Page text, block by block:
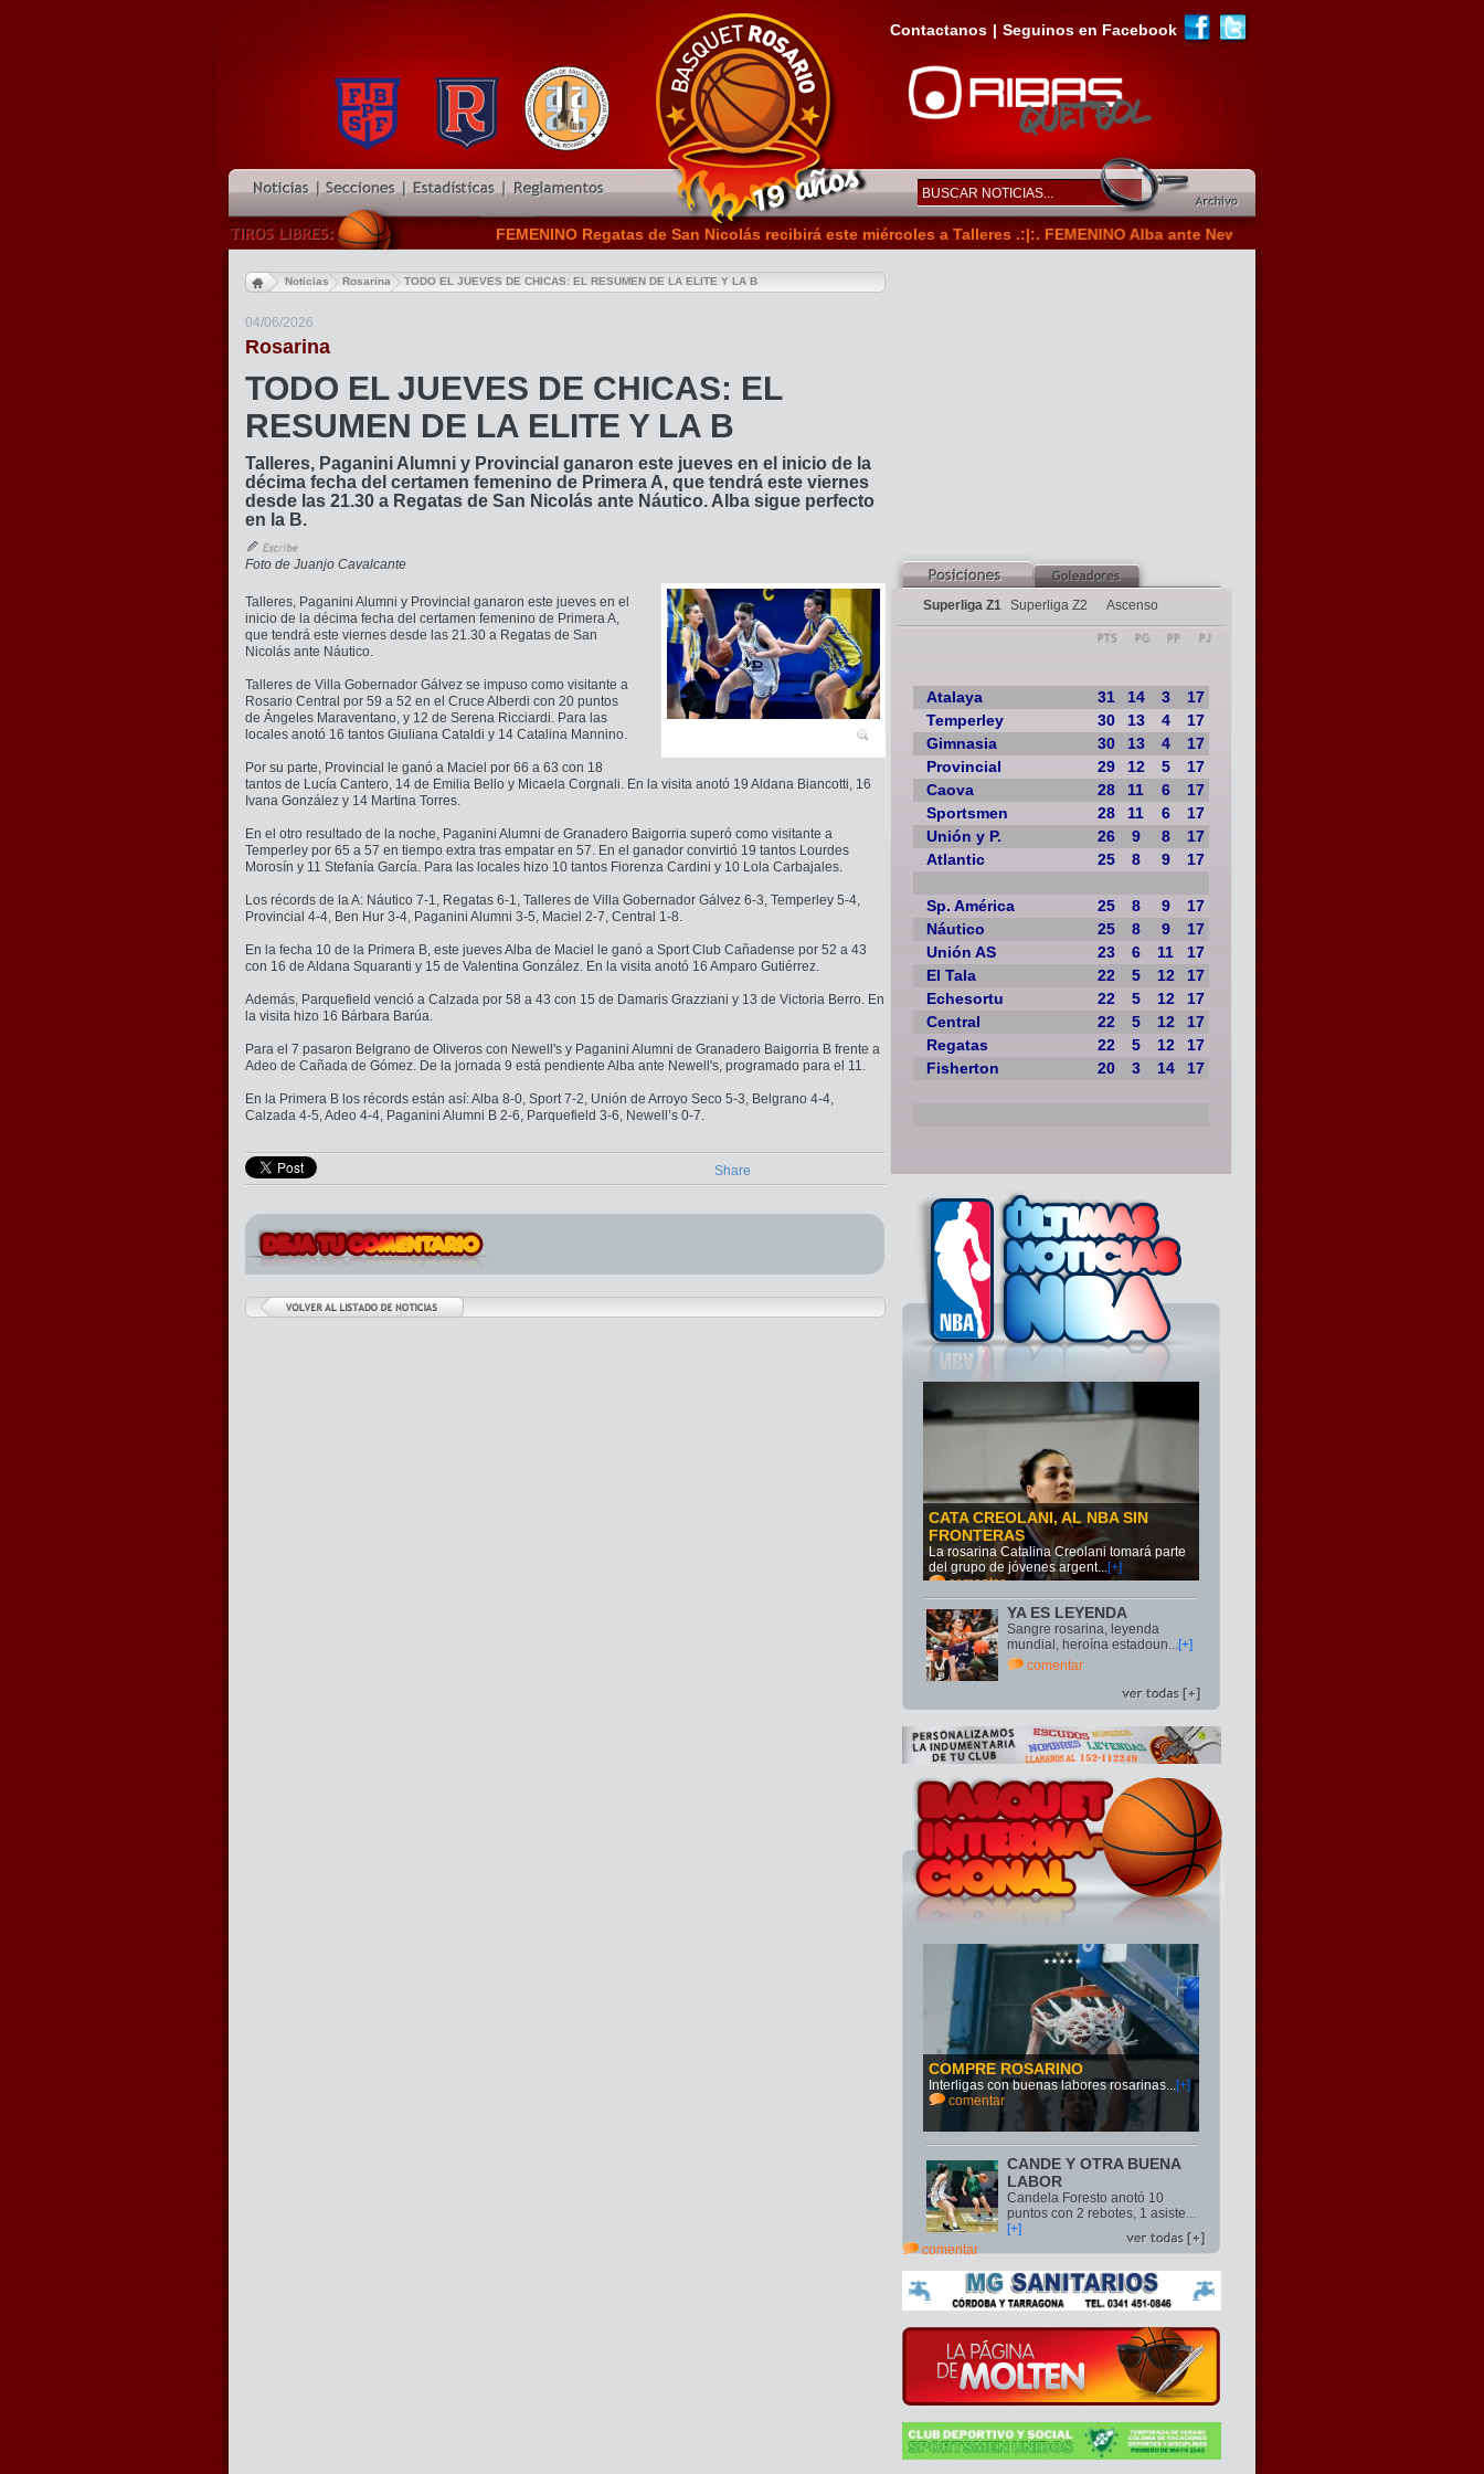
Contactanos | Seguinos en Facebook
FEMENINO Regatas de San Nicolás recibirá este miércoles a Talleres .:|:. FEMENINO Alba ante Newell's por la B este domingo
Superliga Z1 Superliga Z2 Ascenso
Atalaya 31 14 3
17
Temperley
30 13 4
17
Gimnasia
30 13 4
17
Provincial
29 12 5
17
Caova
28 11 6
17
Sportsmen
28 11 6
17
Unión y P.
26 9 8
17
Atlantic
25 8 9 17
Sp. América 25 8 9
17
Náutico
25 8 9
17
Unión AS
23 6 11
17
El Tala
22 5 12
17
Echesortu
22 5 12
17
Central
22 5 12
17
Regatas
22 5 12
17
Fisherton
20 3 14 17
CATA CREOLANI, AL NBA SIN
FRONTERAS
La rosarina Catalina Creolani tomará parte
del grupo de jóvenes argent...[+]
comentar
YA ES LEYENDA
Sangre rosarina, leyenda
mundial, heroína estadoun...[+]
comentar
COMPRE ROSARINO
Interligas con buenas labores rosarinas...[+]
comentar
CANDE Y OTRA BUENA
LABOR
Candela Foresto anotó 10
puntos con 2 rebotes, 1 asiste...
[+]
comentar
Noticias Rosarina TODO EL JUEVES DE CHICAS: EL RESUMEN DE LA ELITE Y LA B
04/06/2026
Rosarina
TODO EL JUEVES DE CHICAS: EL
RESUMEN DE LA ELITE Y LA B
Talleres, Paganini Alumni y Provincial ganaron este jueves en el inicio de la
décima fecha del certamen femenino de Primera A, que tendrá este viernes
desde las 21.30 a Regatas de San Nicolás ante Náutico. Alba sigue perfecto
en la B.
Foto de Juanjo Cavalcante
Talleres, Paganini Alumni y Provincial ganaron este jueves en el
inicio de la décima fecha del certamen femenino de Primera A,
que tendrá este viernes desde las 21.30 a Regatas de San
Nicolás ante Náutico.
Talleres de Villa Gobernador Gálvez se impuso como visitante a
Rosario Central por 59 a 52 en el Cruce Alberdi con 20 puntos
de Ángeles Maraventano, y 12 de Serena Ricciardi. Para las
locales anotó 16 tantos Giuliana Cataldi y 14 Catalina Mannino.
Por su parte, Provincial le ganó a Maciel por 66 a 63 con 18
tantos de Lucía Cantero, 14 de Emilia Bello y Micaela Corgnali. En la visita anotó 19 Aldana Biancotti, 16
Ivana González y 14 Martina Torres.
En el otro resultado de la noche, Paganini Alumni de Granadero Baigorria superó como visitante a
Temperley por 65 a 57 en tiempo extra tras empatar en 57. En el ganador convirtió 19 tantos Lourdes
Morosín y 11 Stefanía García. Para las locales hizo 10 tantos Fiorenza Cardini y 10 Lola Carbajales.
Los récords de la A: Náutico 7-1, Regatas 6-1, Talleres de Villa Gobernador Gálvez 6-3, Temperley 5-4,
Provincial 4-4, Ben Hur 3-4, Paganini Alumni 3-5, Maciel 2-7, Central 1-8.
En la fecha 10 de la Primera B, este jueves Alba de Maciel le ganó a Sport Club Cañadense por 52 a 43
con 16 de Aldana Squaranti y 15 de Valentina González. En la visita anotó 16 Amparo Gutiérrez.
Además, Parquefield venció a Calzada por 58 a 43 con 15 de Damaris Grazziani y 13 de Victoria Berro. En
la visita hizo 16 Bárbara Barúa.
Para el 7 pasaron Belgrano de Oliveros con Newell's y Paganini Alumni de Granadero Baigorria B frente a
Adeo de Cañada de Gómez. De la jornada 9 está pendiente Alba ante Newell's, programado para el 11.
En la Primera B los récords están así: Alba 8-0, Sport 7-2, Unión de Arroyo Seco 5-3, Belgrano 4-4,
Calzada 4-5, Adeo 4-4, Paganini Alumni B 2-6, Parquefield 3-6, Newell’s 0-7.
Share